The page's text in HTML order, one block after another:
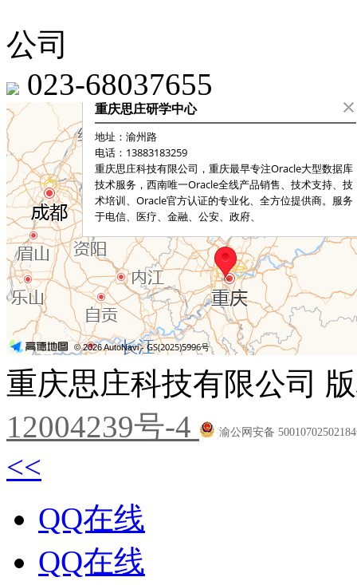
公司
023-68037655
重庆思庄科技有限公司
12004239号-4
渝公网安备
<<
QQ在线
QQ在线